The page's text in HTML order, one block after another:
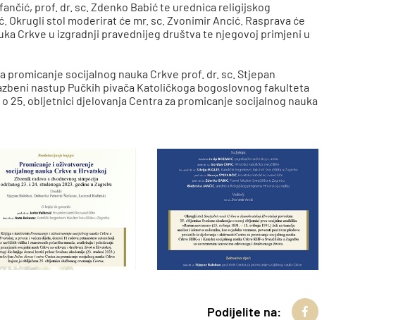
prof. dr. sc. Zdenko Babić te urednica religijskog
Okrugli stol moderirat će mr. sc. Zvonimir Ancić. Rasprava će
Crkve u izgradnji pravednijeg društva te njegovoj primjeni u
socijalnog nauka Crkve prof. dr. sc. Stjepan
nastup Pučkih pivača Katoličkoga bogoslovnog fakulteta
25. obljetnici djelovanja Centra za promicanje socijalnog nauka
Podijelite na: